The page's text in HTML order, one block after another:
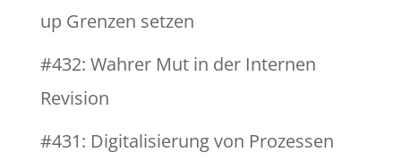
up Grenzen setzen
#432: Wahrer Mut in der Internen
Revision
#431: Digitalisierung von Prozessen